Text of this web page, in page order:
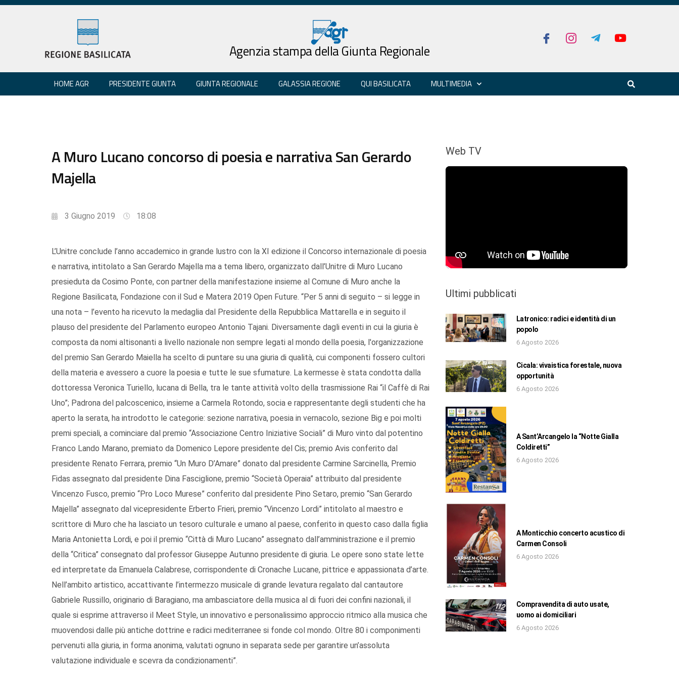
Agenzia stampa della Giunta Regionale
HOME AGR PRESIDENTE GIUNTA GIUNTA REGIONALE GALASSIA REGIONE QUI BASILICATA MULTIMEDIA
A Muro Lucano concorso di poesia e narrativa San Gerardo
Majella
3 Giugno 2019 18:08
L’Unitre conclude l’anno accademico in grande lustro con la XI edizione il Concorso internazionale di poesia
e narrativa, intitolato a San Gerardo Majella ma a tema libero, organizzato dall’Unitre di Muro Lucano
presieduta da Cosimo Ponte, con partner della manifestazione insieme al Comune di Muro anche la
Regione Basilicata, Fondazione con il Sud e Matera 2019 Open Future. “Per 5 anni di seguito – si legge in
una nota – l’evento ha ricevuto la medaglia dal Presidente della Repubblica Mattarella e in seguito il
plauso del presidente del Parlamento europeo Antonio Tajani. Diversamente dagli eventi in cui la giuria è
composta da nomi altisonanti a livello nazionale non sempre legati al mondo della poesia, l'organizzazione
del premio San Gerardo Maiella ha scelto di puntare su una giuria di qualità, cui componenti fossero cultori
della materia e avessero a cuore la poesia e tutte le sue sfumature. La kermesse è stata condotta dalla
dottoressa Veronica Turiello, lucana di Bella, tra le tante attività volto della trasmissione Rai “il Caffè di Rai
Uno”; Padrona del palcoscenico, insieme a Carmela Rotondo, socia e rappresentante degli studenti che ha
aperto la serata, ha introdotto le categorie: sezione narrativa, poesia in vernacolo, sezione Big e poi molti
premi speciali, a cominciare dal premio “Associazione Centro Iniziative Sociali” di Muro vinto dal potentino
Franco Lando Marano, premiato da Domenico Lepore presidente del Cis; premio Avis conferito dal
presidente Renato Ferrara, premio “Un Muro D’Amare” donato dal presidente Carmine Sarcinella, Premio
Fidas assegnato dal presidente Dina Fasciglione, premio “Società Operaia” attribuito dal presidente
Vincenzo Fusco, premio “Pro Loco Murese” conferito dal presidente Pino Setaro, premio “San Gerardo
Majella” assegnato dal vicepresidente Erberto Frieri, premio “Vincenzo Lordi” intitolato al maestro e
scrittore di Muro che ha lasciato un tesoro culturale e umano al paese, conferito in questo caso dalla figlia
Maria Antonietta Lordi, e poi il premio “Città di Muro Lucano” assegnato dall’amministrazione e il premio
della “Critica” consegnato dal professor Giuseppe Autunno presidente di giuria. Le opere sono state lette
ed interpretate da Emanuela Calabrese, corrispondente di Cronache Lucane, pittrice e appassionata d’arte.
Nell’ambito artistico, accattivante l’intermezzo musicale di grande levatura regalato dal cantautore
Gabriele Russillo, originario di Baragiano, ma ambasciatore della musica al di fuori dei confini nazionali, il
quale si esprime attraverso il Meet Style, un innovativo e personalissimo approccio ritmico alla musica che
muovendosi dalle più antiche dottrine e radici mediterranee si fonde col mondo. Oltre 80 i componimenti
pervenuti alla giuria, in forma anonima, valutati ognuno in separata sede per garantire un’assoluta
valutazione individuale e scevra da condizionamenti”.
Web TV
Ultimi pubblicati
Latronico: radici e identità di un
popolo
6 Agosto 2026
Cicala: vivaistica forestale, nuova
opportunità
6 Agosto 2026
A Sant’Arcangelo la “Notte Gialla
Coldiretti”
6 Agosto 2026
A Monticchio concerto acustico di
Carmen Consoli
6 Agosto 2026
Compravendita di auto usate,
uomo ai domiciliari
6 Agosto 2026